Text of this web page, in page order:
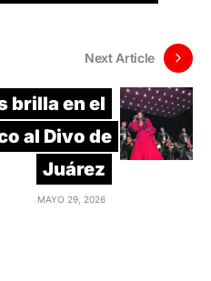
Next Article
brilla en el
al Divo de
Juárez
MAYO 29, 2026